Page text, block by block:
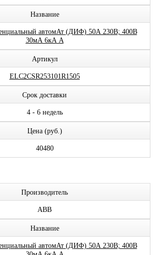
Название
автомАт (ДИФ) 50А 230В; 400В
30мА 6кА A
Артикул
ELC2CSR253101R1505
Срок доставки
4 - 6 недель
Цена (руб.)
40480
Производитель
ABB
Название
автомАт (ДИФ) 50А 230В; 400В